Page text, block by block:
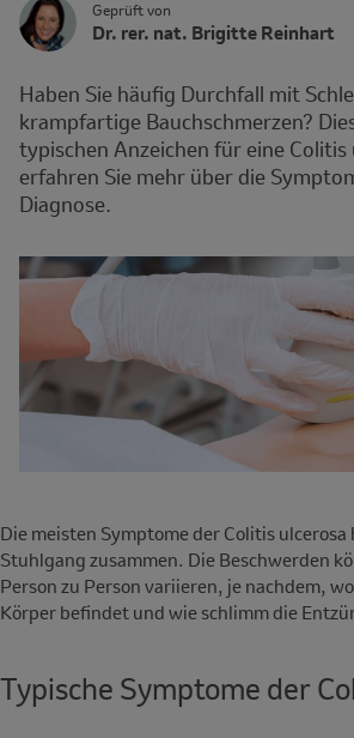
Geprüft von
Author's
Avatar
Name
Affiliation
Dr. rer. nat. Brigitte Reinhart
Haben Sie häufig Durchfall mit
krampfartige Bauchschmerzen?
typischen Anzeichen für eine Colitis
erfahren Sie mehr über die
Diagnose.
Die meisten Symptome der Colitis
Stuhlgang zusammen. Die Beschwerden
Person zu Person variieren, je nachdem,
Körper befindet und wie schlimm die
Typische Symptome der